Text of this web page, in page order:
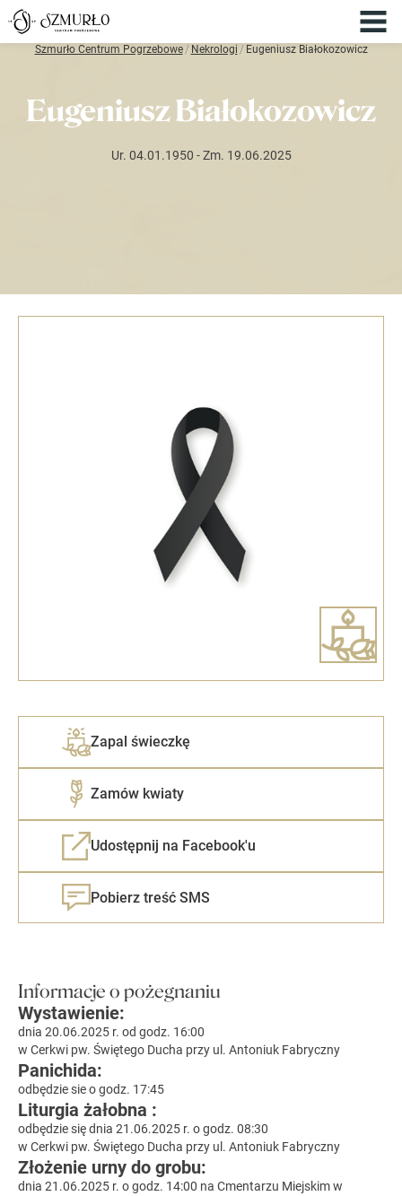
Szmurło Centrum Pogrzebowe/ Nekrologi / Eugeniusz Białokozowicz
Eugeniusz Białokozowicz
Ur. 04.01.1950 - Zm. 19.06.2025
Zapal świeczkę
Zamów kwiaty
Udostępnij na Facebook'u
Pobierz treść SMS
Informacje o pożegnaniu
Wystawienie:
dnia 20.06.2025 r. od godz. 16:00
w Cerkwi pw. Świętego Ducha przy ul. Antoniuk Fabryczny
Panichida:
odbędzie sie o godz. 17:45
Liturgia żałobna :
odbędzie się dnia 21.06.2025 r. o godz. 08:30
w Cerkwi pw. Świętego Ducha przy ul. Antoniuk Fabryczny
Złożenie urny do grobu:
dnia 21.06.2025 r. o godz. 14:00 na Cmentarzu Miejskim w